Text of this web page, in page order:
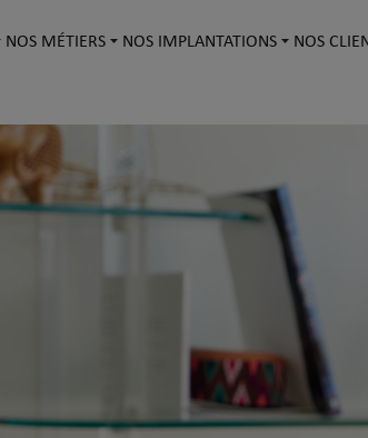
NOS MÉTIERS NOS IMPLANTATIONS NOS